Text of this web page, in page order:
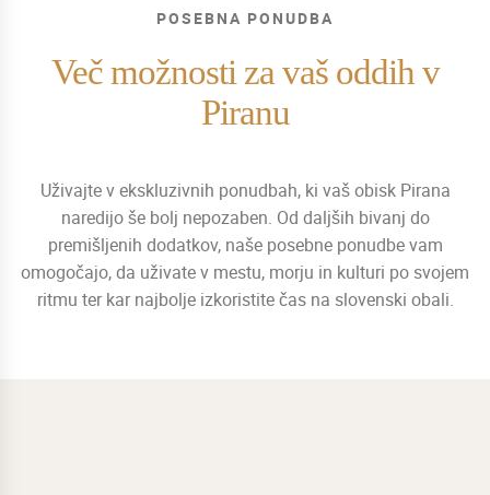
POSEBNA PONUDBA
Več možnosti za vaš oddih v
Piranu
Uživajte v ekskluzivnih ponudbah, ki vaš obisk Pirana
naredijo še bolj nepozaben. Od daljših bivanj do
premišljenih dodatkov, naše posebne ponudbe vam
omogočajo, da uživate v mestu, morju in kulturi po svojem
ritmu ter kar najbolje izkoristite čas na slovenski obali.